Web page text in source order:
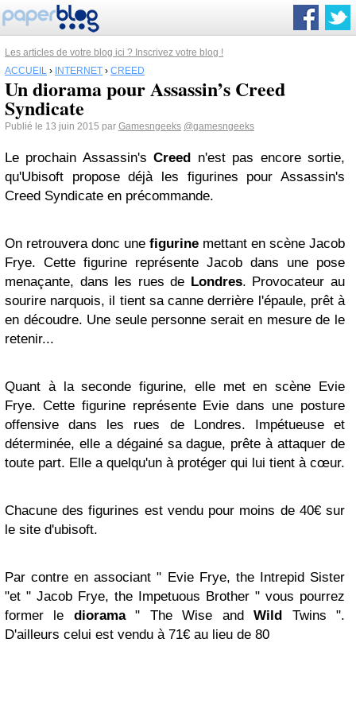
Les articles de votre blog ici ? Inscrivez votre blog !
ACCUEIL › INTERNET › CREED
Un diorama pour Assassin’s Creed
Syndicate
Publié le 13 juin 2015 par Gamesngeeks @gamesngeeks
Le prochain Assassin'sCreed n'est pas encore sortie,
qu'Ubisoft propose déjà les figurines pour Assassin's
Creed Syndicate en précommande.
On retrouvera donc une figurine mettant en scène Jacob
Frye. Cette figurine représente Jacob dans une pose
menaçante, dans les rues de Londres. Provocateur au
sourire narquois, il tient sa canne derrière l'épaule, prêt à
en découdre. Une seule personne serait en mesure de le
retenir...
Quant à la seconde figurine, elle met en scène Evie
Frye. Cette figurine représente Evie dans une posture
offensive dans les rues de Londres. Impétueuse et
déterminée, elle a dégainé sa dague, prête à attaquer de
toute part. Elle a quelqu'un à protéger qui lui tient à cœur.
Chacune des figurines est vendu pour moins de 40€ sur
le site d'ubisoft.
Par contre en associant " Evie Frye, the Intrepid Sister
"et " Jacob Frye, the Impetuous Brother " vous pourrez
former le diorama" The Wise andWild Twins ".
D'ailleurs celui est vendu à 71€ au lieu de 80